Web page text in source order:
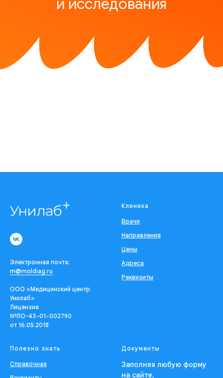
и исследования
Электронная почта:
m@moldiag.ru
ООО «Медицинский центр
Унилаб»
Лицензия
№ЛО-43−01−002790
от 16.05.2018
Клиника
Врачи
Направления
Цены
Адреса
Реквизиты
Полезно знать
Справочная
Документы
Заполняя любую форму
на сайте,